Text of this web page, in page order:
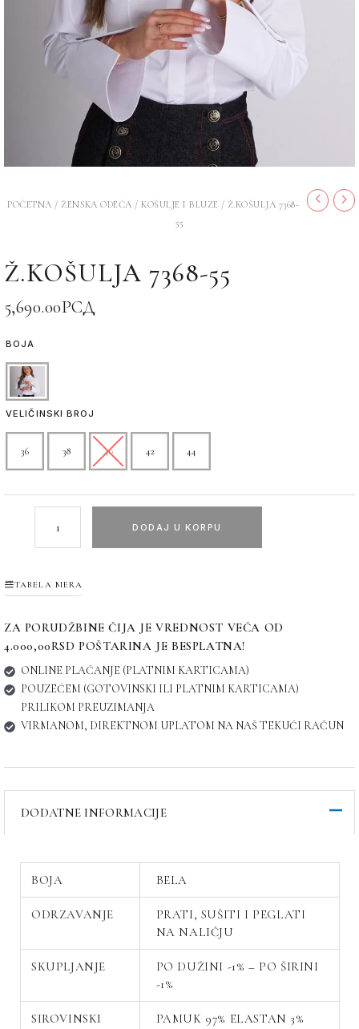
POČETNA /ŽENSKA ODEĆA /KOŠULJE I BLUZE / Ž.KOŠULJA 7368-
55
Ž.KOŠULJA 7368-55
5,690.00РСД
BOJA
VELIČINSKI BROJ
36 38 40 42 44
DODAJ U KORPU
TABELA MERA
ZA PORUDŽBINE ČIJA JE VREDNOST VEĆA OD
4.000,00RSD POŠTARINA JE BESPLATNA!
ONLINE PLAĆANJE (PLATNIM KARTICAMA)
POUZEĆEM (GOTOVINSKI ILI PLATNIM KARTICAMA)
PRILIKOM PREUZIMANJA
VIRMANOM, DIREKTNOM UPLATOM NA NAŠ TEKUĆI RAČUN
DODATNE INFORMACIJE
BOJA BELA
ODRZAVANJE
PRATI, SUŠITI I PEGLATI
NA NALIČJU
SKUPLJANJE
PO DUŽINI -1% – PO ŠIRINI
-1%
SIROVINSKI
PAMUK 97% ELASTAN 3%